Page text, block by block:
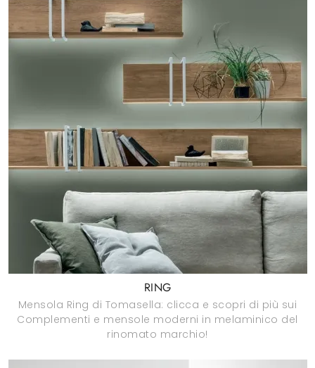
RING
Mensola Ring di Tomasella: clicca e scopri di più sui
Complementi e mensole moderni in melaminico del
rinomato marchio!